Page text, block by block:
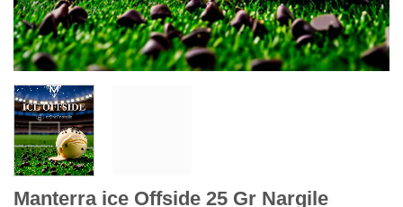
Manterra ice Offside 25 Gr Nargile